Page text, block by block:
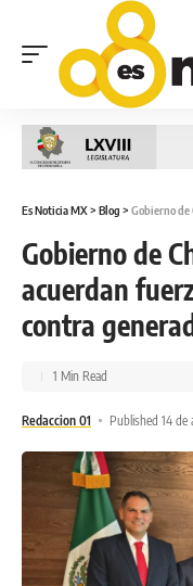
Es Noticia MX> Blog > Gobierno de
Gobierno de
acuerdan
contra
Redaccion 01 Published 14
1 Min Read